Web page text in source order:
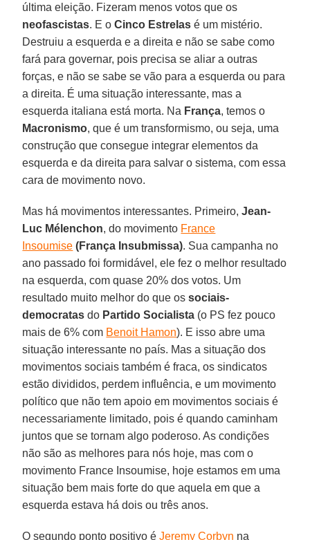
última eleição. Fizeram menos votos que os
neofascistas. E oCinco Estrelas é um mistério.
Destruiu a esquerda e a direita e não se sabe como
fará para governar, pois precisa se aliar a outras
forças, e não se sabe se vão para a esquerda ou para
a direita. É uma situação interessante, mas a
esquerda italiana está morta. Na França, temos o
Macronismo, que é um transformismo, ou seja, uma
construção que consegue integrar elementos da
esquerda e da direita para salvar o sistema, com essa
cara de movimento novo.
Mas há movimentos interessantes. Primeiro,Jean-
Luc Mélenchon, do movimento France
Insoumise (França Insubmissa). Sua campanha no
ano passado foi formidável, ele fez o melhor resultado
na esquerda, com quase 20% dos votos. Um
resultado muito melhor do que ossociais-
democratas do Partido Socialista (o PS fez pouco
mais de 6% com Benoit Hamon). E isso abre uma
situação interessante no país. Mas a situação dos
movimentos sociais também é fraca, os sindicatos
estão divididos, perdem influência, e um movimento
político que não tem apoio em movimentos sociais é
necessariamente limitado, pois é quando caminham
juntos que se tornam algo poderoso. As condições
não são as melhores para nós hoje, mas com o
movimento France Insoumise, hoje estamos em uma
situação bem mais forte do que aquela em que a
esquerda estava há dois ou três anos.
O segundo ponto positivo éJeremy Corbyn na